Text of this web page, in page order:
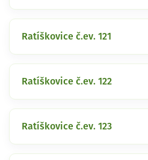
Ratíškovice č.ev. 121
Ratíškovice č.ev. 122
Ratíškovice č.ev. 123